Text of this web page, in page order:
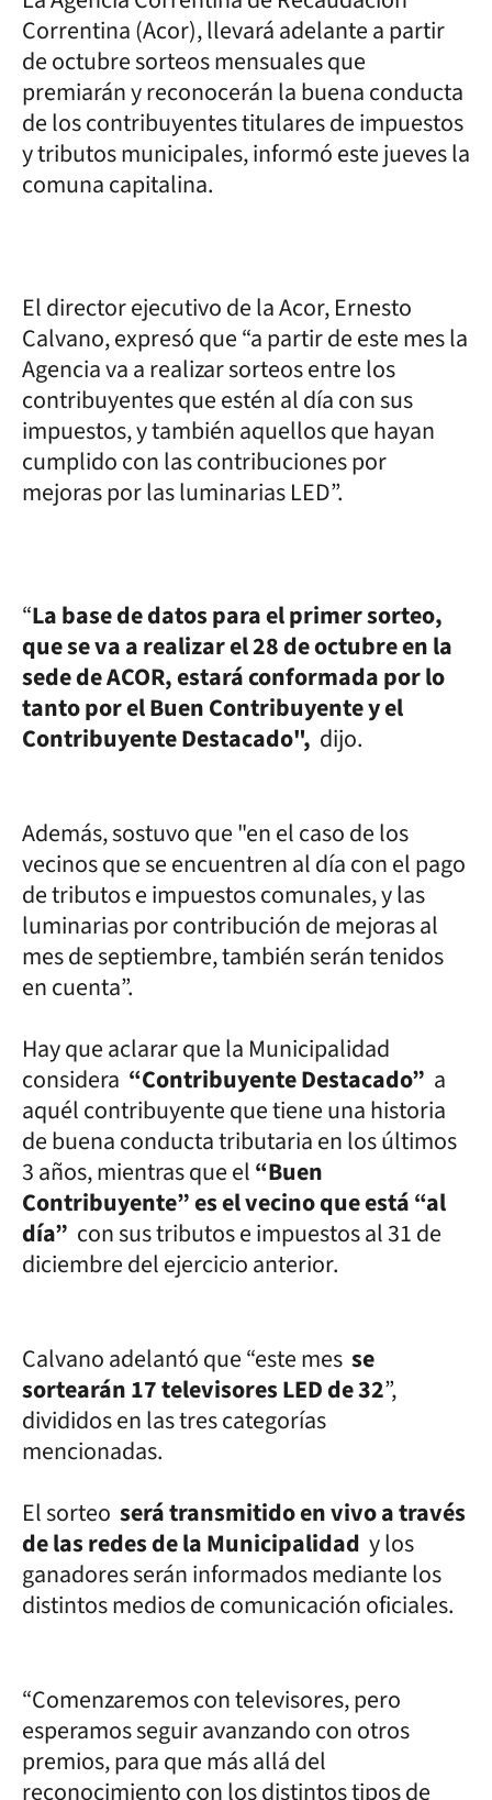
Correntina (Acor), llevará adelante a partir
de octubre sorteos mensuales que
premiarán y reconocerán la buena conducta
de los contribuyentes titulares de impuestos
y tributos municipales, informó este jueves la
comuna capitalina.
El director ejecutivo de la Acor, Ernesto
Calvano, expresó que “a partir de este mes la
Agencia va a realizar sorteos entre los
contribuyentes que estén al día con sus
impuestos, y también aquellos que hayan
cumplido con las contribuciones por
mejoras por las luminarias LED”.
“La base de datos para el primer sorteo,
que se va a realizar el 28 de octubre en la
sede de ACOR, estará conformada por lo
tanto por el Buen Contribuyente y el
Contribuyente Destacado", dijo.
Además, sostuvo que "en el caso de los
vecinos que se encuentren al día con el pago
de tributos e impuestos comunales, y las
luminarias por contribución de mejoras al
mes de septiembre, también serán tenidos
en cuenta”.
Hay que aclarar que la Municipalidad
considera “Contribuyente Destacado” a
aquél contribuyente que tiene una historia
de buena conducta tributaria en los últimos
3 años, mientras que el“Buen
Contribuyente” es el vecino que está “al
día” con sus tributos e impuestos al 31 de
diciembre del ejercicio anterior.
Calvano adelantó que “este mes se
sortearán 17 televisores LED de 32”,
divididos en las tres categorías
mencionadas.
El sorteo será transmitido en vivo a través
de las redes de la Municipalidad y los
ganadores serán informados mediante los
distintos medios de comunicación oficiales.
“Comenzaremos con televisores, pero
esperamos seguir avanzando con otros
premios, para que más allá del
reconocimiento con los distintos tipos de